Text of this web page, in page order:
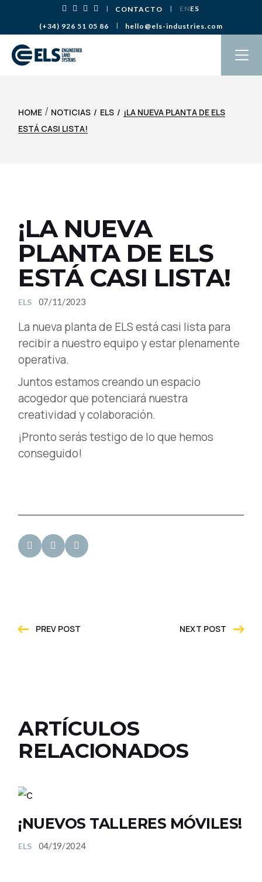
contenido(+34) 926 51 05 86 hello@els-industries.com
CONTACTO ENES
HOME / NOTICIAS ELS
¡LA NUEVA PLANTA DE ELS
ESTÁ CASI LISTA!
¡LA NUEVA
PLANTA DE ELS
ESTÁ CASI LISTA!
ELS 07/11/2023
La nueva planta de ELS está casi lista para
recibir a nuestro equipo y estar plenamente
operativa.
Juntos estamos creando un espacio
acogedor que potenciará nuestra
creatividad y colaboración.
¡Pronto serás testigo de lo que hemos
conseguido!
PREV POST NEXT POST
ARTÍCULOS
RELACIONADOS
¡NUEVOS TALLERES MÓVILES!
ELS 04/19/2024